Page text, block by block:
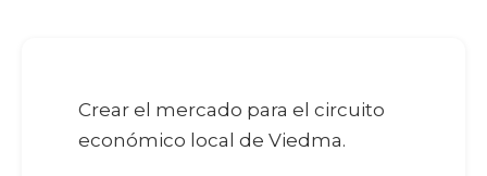
Crear el mercado para el circuito
económico local de Viedma.